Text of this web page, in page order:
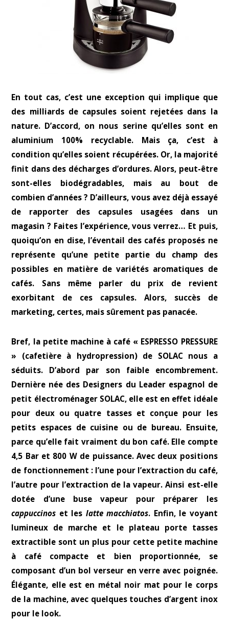
En tout cas, c’est une exception qui implique que
des milliards de capsules soient rejetées dans la
nature. D’accord, on nous serine qu’elles sont en
aluminium 100% recyclable. Mais ça, c’est à
condition qu’elles soient récupérées. Or, la majorité
finit dans des décharges d’ordures. Alors, peut-être
sont-elles biodégradables, mais au bout de
combien d’années ? D’ailleurs, vous avez déjà essayé
de rapporter des capsules usagées dans un
magasin ? Faites l’expérience, vous verrez… Et puis,
quoiqu’on en dise, l’éventail des cafés proposés ne
représente qu’une petite partie du champ des
possibles en matière de variétés aromatiques de
cafés. Sans même parler du prix de revient
exorbitant de ces capsules. Alors, succès de
marketing, certes, mais sûrement pas panacée.
Bref, la petite machine à café « ESPRESSO PRESSURE
» (cafetière à hydropression) de SOLAC nous a
séduits. D’abord par son faible encombrement.
Dernière née des Designers du Leader espagnol de
petit électroménager SOLAC, elle est en effet idéale
pour deux ou quatre tasses et conçue pour les
petits espaces de cuisine ou de bureau. Ensuite,
parce qu’elle fait vraiment du bon café. Elle compte
4,5 Bar et 800 W de puissance. Avec deux positions
de fonctionnement : l’une pour l’extraction du café,
l’autre pour l’extraction de la vapeur. Ainsi est-elle
dotée d’une buse vapeur pour préparer les
cappuccinos et les latte macchiatos. Enfin, le voyant
lumineux de marche et le plateau porte tasses
extractible sont un plus pour cette petite machine
à café compacte et bien proportionnée, se
composant d’un bol verseur en verre avec poignée.
Élégante, elle est en métal noir mat pour le corps
de la machine, avec quelques touches d’argent inox
pour le look.